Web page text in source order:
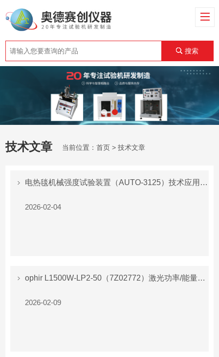
搜索
技术文章 当前位置：首页 > 技术文章
电热毯机械强度试验装置（AUTO-3125）技术应用解析
2026-02-04
ophir L1500W-LP2-50（7Z02772）激光功率/能量传感器技术详解
2026-02-09